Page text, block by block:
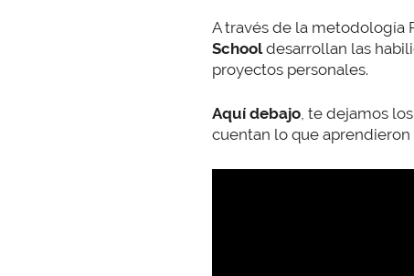
A través de la metodología
Schooldesarrollan las
proyectos personales.
Aquí debajo, te dejamos
cuentan lo que